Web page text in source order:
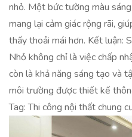
nhỏ. Một bức tường màu
mang lại cảm giác rộng rãi,
thấy thoải mái hơn. Kết luận:
Nhỏ không chỉ là việc chấp
còn là khả năng sáng tạo và
môi trường được thiết kế
Tag: Thi công nội thất chung